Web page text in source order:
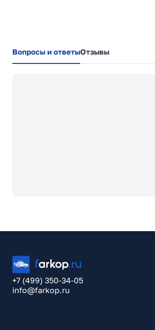
Вопросы и ответыОтзывы
+7 (499) 350-34-05
info@farkop.ru